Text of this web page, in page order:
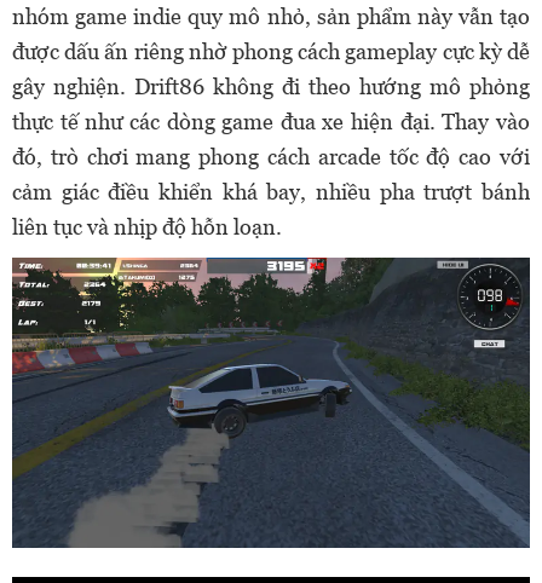
nhóm game indie quy mô nhỏ, sản phẩm này vẫn tạo
được dấu ấn riêng nhờ phong cách gameplay cực kỳ dễ
gây nghiện. Drift86 không đi theo hướng mô phỏng
thực tế như các dòng game đua xe hiện đại. Thay vào
đó, trò chơi mang phong cách arcade tốc độ cao với
cảm giác điều khiển khá bay, nhiều pha trượt bánh
liên tục và nhịp độ hỗn loạn.